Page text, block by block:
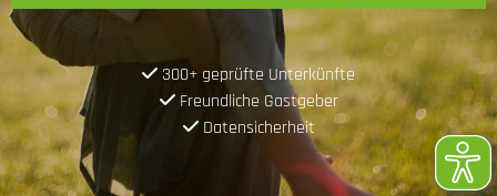
300+ geprüfte Unterkünfte
Freundliche Gastgeber
Datensicherheit